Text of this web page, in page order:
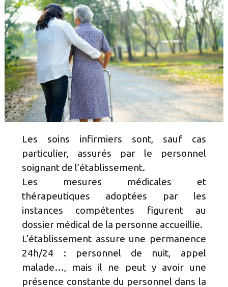
Les soins infirmiers sont, sauf cas
particulier, assurés par le personnel
soignant de l’établissement.
Les mesures médicales et
thérapeutiques adoptées par les
instances compétentes figurent au
dossier médical de la personne accueillie.
L’établissement assure une permanence
24h/24 : personnel de nuit, appel
malade…, mais il ne peut y avoir une
présence constante du personnel dans la